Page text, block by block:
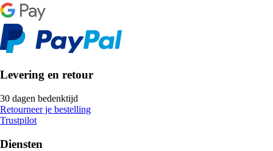
Levering en retour
30 dagen bedenktijd
Retourneer je bestelling
Trustpilot
Diensten